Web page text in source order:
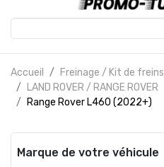
Accueil
Freinage / Kit de freins
LAND ROVER / RANGE ROVER
Range Rover L460 (2022+)
Marque de votre véhicule